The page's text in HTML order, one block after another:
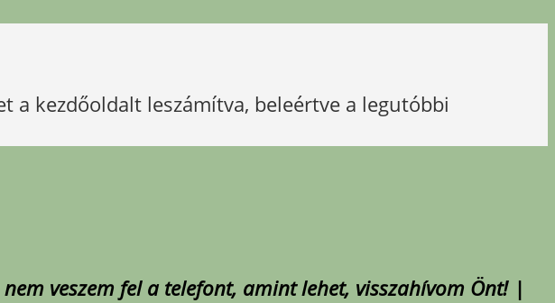
a kezdőoldalt leszámítva, beleértve a legutóbbi
veszem fel a telefont, amint lehet, visszahívom Önt! |